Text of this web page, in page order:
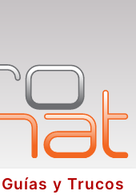
Guías y Trucos